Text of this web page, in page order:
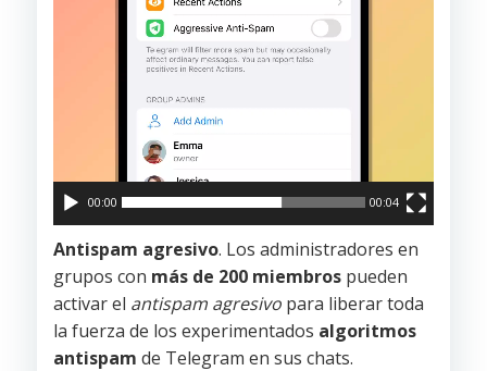
00:00 00:04
Antispam agresivo. Los administradores en
grupos con más de 200 miembros pueden
activar el antispam agresivo para liberar toda
la fuerza de los experimentados algoritmos
antispam de Telegram en sus chats.